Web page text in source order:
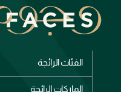
الفئات الرائجة
الماركات الرائجة